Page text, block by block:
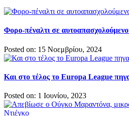
Φορο-πέναλτι σε
Posted on: 15 Νοεμβρίου, 2024
Και στο τέλος το Europa League
Posted on: 1 Ιουνίου, 2023